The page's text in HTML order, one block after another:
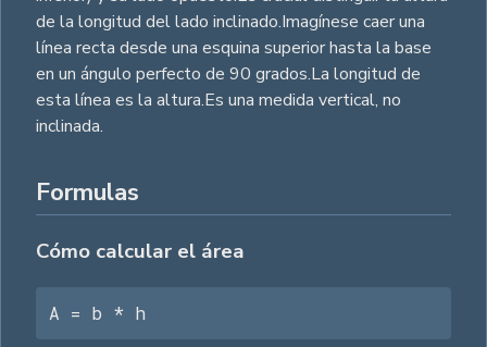
de la longitud del lado inclinado.Imagínese caer una
línea recta desde una esquina superior hasta la base
en un ángulo perfecto de 90 grados.La longitud de
esta línea es la altura.Es una medida vertical, no
inclinada.
Formulas
Cómo calcular el área
A = b * h